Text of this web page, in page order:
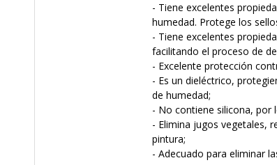
- Tiene excelentes
humedad. Protege los
- Tiene excelentes
facilitando el proceso de
- Excelente protección
- Es un dieléctrico,
de humedad;
- No contiene silicona, por
- Elimina jugos vegetales,
pintura;
- Adecuado para eliminar